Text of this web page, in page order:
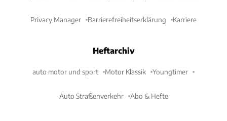
Privacy Manager Barrierefreiheitserklärung Karriere
Heftarchiv
auto motor und sport Motor Klassik Youngtimer
Auto Straßenverkehr Abo & Hefte